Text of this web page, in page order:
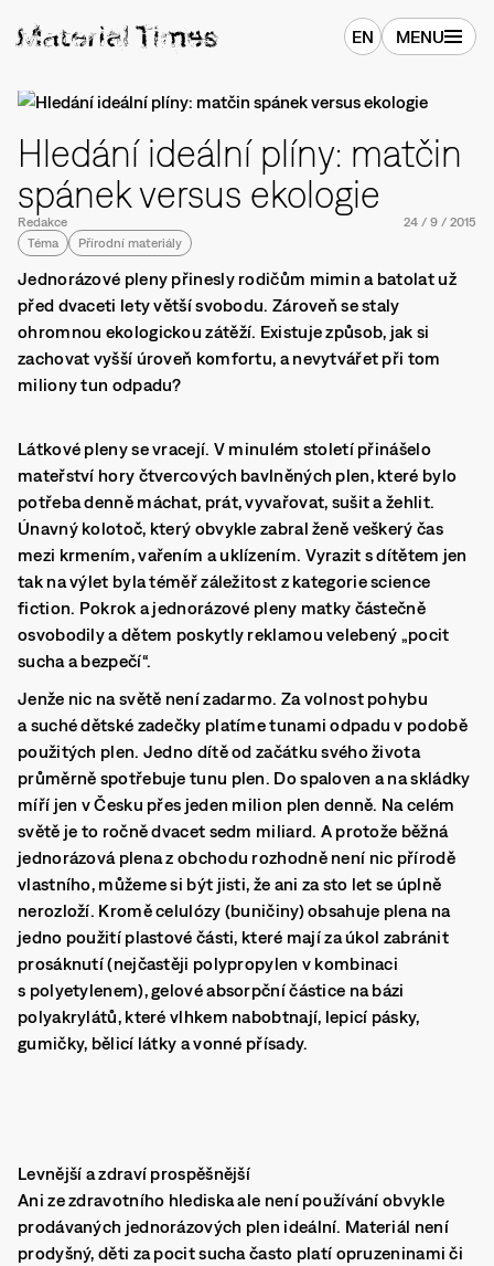
EN MENU
Hledání ideální plíny: matčin
spánek versus ekologie
Redakce 24 / 9 / 2015
Téma
Přírodní materiály
Jednorázové pleny přinesly rodičům mimin a batolat už
před dvaceti lety větší svobodu. Zároveň se staly
ohromnou ekologickou zátěží. Existuje způsob, jak si
zachovat vyšší úroveň komfortu, a nevytvářet při tom
miliony tun odpadu?
Látkové pleny se vracejí. V minulém století přinášelo
mateřství hory čtvercových bavlněných plen, které bylo
potřeba denně máchat, prát, vyvařovat, sušit a žehlit.
Únavný kolotoč, který obvykle zabral ženě veškerý čas
mezi krmením, vařením a uklízením. Vyrazit s dítětem jen
tak na výlet byla téměř záležitost z kategorie science
fiction. Pokrok a jednorázové pleny matky částečně
osvobodily a dětem poskytly reklamou velebený „pocit
sucha a bezpečí“.
Jenže nic na světě není zadarmo. Za volnost pohybu
a suché dětské zadečky platíme tunami odpadu v podobě
použitých plen. Jedno dítě od začátku svého života
průměrně spotřebuje tunu plen. Do spaloven a na skládky
míří jen v Česku přes jeden milion plen denně. Na celém
světě je to ročně dvacet sedm miliard. A protože běžná
jednorázová plena z obchodu rozhodně není nic přírodě
vlastního, můžeme si být jisti, že ani za sto let se úplně
nerozloží. Kromě celulózy (buničiny) obsahuje plena na
jedno použití plastové části, které mají za úkol zabránit
prosáknutí (nejčastěji polypropylen v kombinaci
s polyetylenem), gelové absorpční částice na bázi
polyakrylátů, které vlhkem nabobtnají, lepicí pásky,
gumičky, bělicí látky a vonné přísady.
Levnější a zdraví prospěšnější
Ani ze zdravotního hlediska ale není používání obvykle
prodávaných jednorázových plen ideální. Materiál není
prodyšný, děti za pocit sucha často platí opruzeninami či